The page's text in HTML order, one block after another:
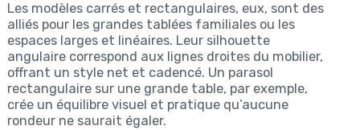
Les modèles carrés et rectangulaires, eux, sont des
alliés pour les grandes tablées familiales ou les
espaces larges et linéaires. Leur silhouette
angulaire correspond aux lignes droites du mobilier,
offrant un style net et cadencé. Un parasol
rectangulaire sur une grande table, par exemple,
crée un équilibre visuel et pratique qu’aucune
rondeur ne saurait égaler.